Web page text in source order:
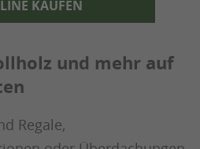
KAUFEN
und mehr auf
Regale,